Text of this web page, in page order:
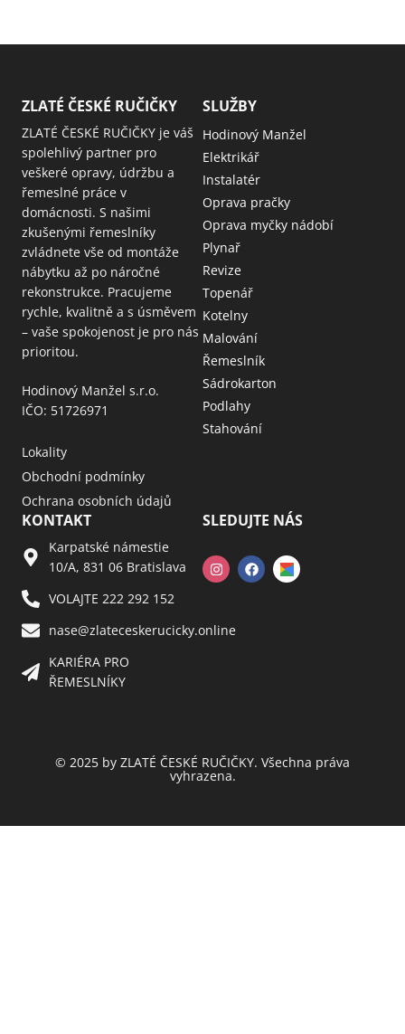
ZLATÉ ČESKÉ RUČIČKY
ZLATÉ ČESKÉ RUČIČKY je váš
spolehlivý partner pro
veškeré opravy, údržbu a
řemeslné práce v
domácnosti. S našimi
zkušenými řemeslníky
zvládnete vše od montáže
nábytku až po náročné
rekonstrukce. Pracujeme
rychle, kvalitně a s úsměvem
– vaše spokojenost je pro nás
prioritou.
Hodinový Manžel s.r.o.
IČO: 51726971
Lokality
Obchodní podmínky
Ochrana osobních údajů
SLUŽBY
Hodinový Manžel
Elektrikář
Instalatér
Oprava pračky
Oprava myčky nádobí
Plynař
Revize
Topenář
Kotelny
Malování
Řemeslník
Sádrokarton
Podlahy
Stahování
KONTAKT
Karpatské námestie
10/A, 831 06 Bratislava
VOLAJTE 222 292 152
nase@zlateceskerucicky.online
KARIÉRA PRO
ŘEMESLNÍKY
SLEDUJTE NÁS
© 2025 by ZLATÉ ČESKÉ RUČIČKY. Všechna práva
vyhrazena.